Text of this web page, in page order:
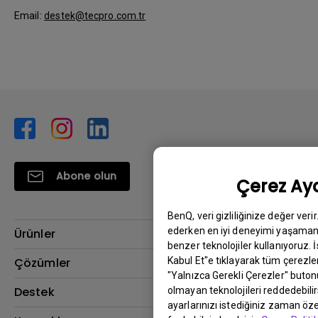
Çerez
BenQ, veri gizliliğinize değer
ederken en iyi deneyimi
benzer teknolojiler kullanıyoruz.
Kabul Et"e tıklayarak tüm
"Yalnızca Gerekli Çerezler"
olmayan teknolojileri
ayarlarınızı istediğiniz zaman
Email: destek@tecpro.com.tr
Abone olun
Ürünler
Projektör
Çözümler
BenQ AQCOLOR Elçisi
Destek